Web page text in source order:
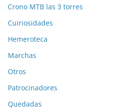
Crono MTB las 3 torres
Cuiriosidades
Hemeroteca
Marchas
Otros
Patrocinadores
Quedadas